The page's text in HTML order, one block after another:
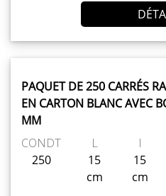
PAQUET DE 250 CARRÉS
EN CARTON BLANC AVEC
MM
CONDT
250
L
15
cm
l
15
cm